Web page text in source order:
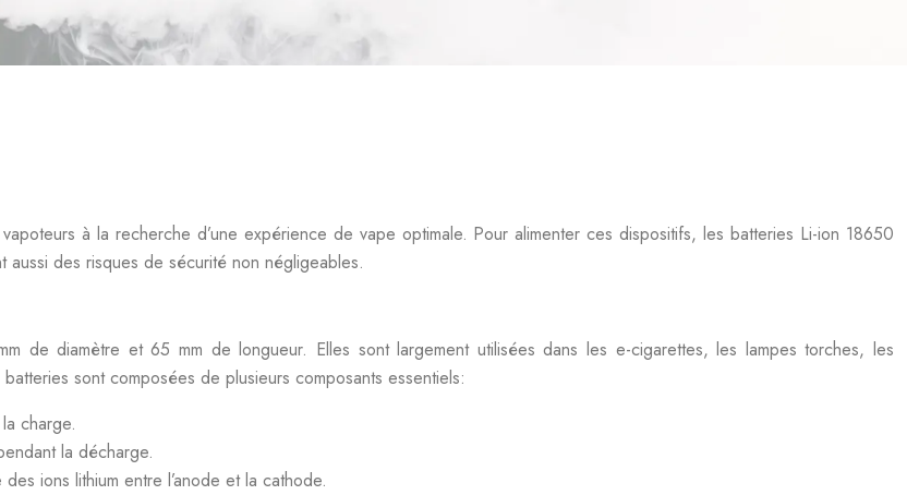
à la recherche d’une expérience de vape optimale. Pour alimenter ces dispositifs, les batteries Li-ion 18650
des risques de sécurité non négligeables.
de diamètre et 65 mm de longueur. Elles sont largement utilisées dans les e-cigarettes, les lampes torches, les
sont composées de plusieurs composants essentiels:
charge.
la décharge.
ions lithium entre l’anode et la cathode.